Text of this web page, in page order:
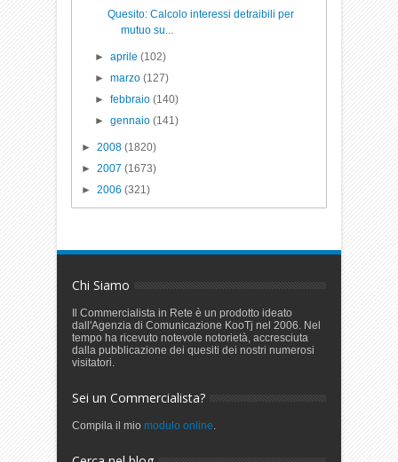
Quesito: Calcolo interessi detraibili per
mutuo su...
► aprile (102)
► marzo (127)
► febbraio (140)
► gennaio (141)
►2008(1820)
►2007(1673)
►2006(321)
Chi Siamo
Il Commercialista in Rete è un prodotto ideato
dall'Agenzia di Comunicazione KooTj nel 2006. Nel
tempo ha ricevuto notevole notorietà, accresciuta
dalla pubblicazione dei quesiti dei nostri numerosi
visitatori.
Sei un Commercialista?
Compila il mio modulo online.